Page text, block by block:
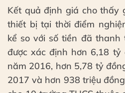
Kết quả định giá cho thấy
thiết bị tại thời điểm
kể so với số tiền đã thanh
được xác định hơn 6,18 tỷ
năm 2016, hơn 5,78 tỷ
2017 và hơn 938 triệu